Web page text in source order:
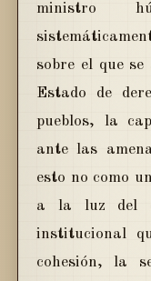
ministro
sobre el que
Estado de
pueblos, la
ante las
esto no como
a la luz del
institucional
cohesión, la